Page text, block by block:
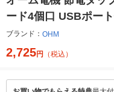
ード4個口 USBポー
ブランド： OHM
2,725円 （税込）